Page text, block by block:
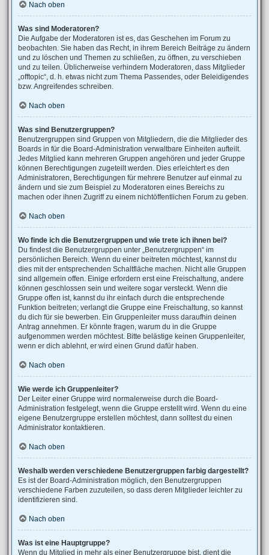
Nach oben
Was sind Moderatoren?
Die Aufgabe der Moderatoren ist es, das Geschehen im Forum zu
beobachten. Sie haben das Recht, in ihrem Bereich Beiträge zu ändern
und zu löschen und Themen zu schließen, zu öffnen, zu verschieben
und zu teilen. Üblicherweise verhindern Moderatoren, dass Mitglieder
„offtopic“, d. h. etwas nicht zum Thema Passendes, oder Beleidigendes
bzw. Angreifendes schreiben.
Nach oben
Was sind Benutzergruppen?
Benutzergruppen sind Gruppen von Mitgliedern, die die Mitglieder des
Boards in für die Board-Administration verwaltbare Einheiten aufteilt.
Jedes Mitglied kann mehreren Gruppen angehören und jeder Gruppe
können Berechtigungen zugeteilt werden. Dies erleichtert es den
Administratoren, Berechtigungen für mehrere Benutzer auf einmal zu
ändern und sie zum Beispiel zu Moderatoren eines Bereichs zu
machen oder ihnen Zugriff zu einem nichtöffentlichen Forum zu geben.
Nach oben
Wo finde ich die Benutzergruppen und wie trete ich ihnen bei?
Du findest die Benutzergruppen unter „Benutzergruppen“ im
persönlichen Bereich. Wenn du einer beitreten möchtest, kannst du
dies mit der entsprechenden Schaltfläche machen. Nicht alle Gruppen
sind allgemein offen. Einige erfordern erst eine Freischaltung, andere
können geschlossen sein und weitere sogar versteckt. Wenn die
Gruppe offen ist, kannst du ihr einfach durch die entsprechende
Funktion beitreten; verlangt die Gruppe eine Freischaltung, so kannst
du dich für sie bewerben. Ein Gruppenleiter muss daraufhin deinen
Antrag annehmen. Er könnte fragen, warum du in die Gruppe
aufgenommen werden möchtest. Bitte belästige keinen Gruppenleiter,
wenn er dich ablehnt, er wird einen Grund dafür haben.
Nach oben
Wie werde ich Gruppenleiter?
Der Leiter einer Gruppe wird normalerweise durch die Board-
Administration festgelegt, wenn die Gruppe erstellt wird. Wenn du eine
eigene Benutzergruppe erstellen möchtest, dann solltest du einen
Administrator kontaktieren.
Nach oben
Weshalb werden verschiedene Benutzergruppen farbig dargestellt?
Es ist der Board-Administration möglich, den Benutzergruppen
verschiedene Farben zuzuteilen, so dass deren Mitglieder leichter zu
identifizieren sind.
Nach oben
Was ist eine Hauptgruppe?
Wenn du Mitglied in mehr als einer Benutzergruppe bist, dient die